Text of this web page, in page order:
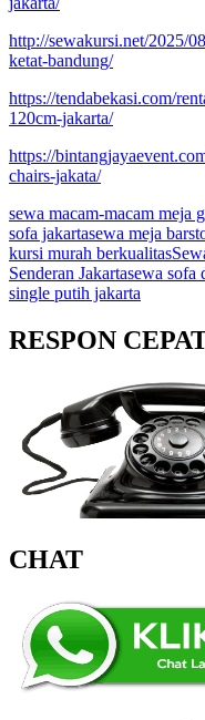
http://sewakursi.net/2025/
ketat-bandung/
https://tendabekasi.com/
120cm-jakarta/
https://
chairs-jakata/
sewa macam-macam meja
sofa jakartasewa meja
kursi murah berkualitas
Senderan Jakartasewa sofa
single putih jakarta
RESPON
CHAT